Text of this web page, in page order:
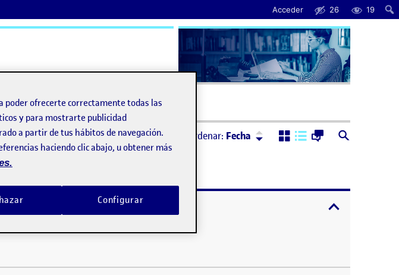
Acceder 26 19
Ordenar: Fecha Ordenar:Descendente
y distribución
y distribución
que he desarrollado para la asignatura de Proyecto 2. Media. Consiste en
poder ofrecerte correctamente todas las
y para mostrarte publicidad
a partir de tus hábitos de navegación.
haciendo clic abajo, u obtener más
Configurar